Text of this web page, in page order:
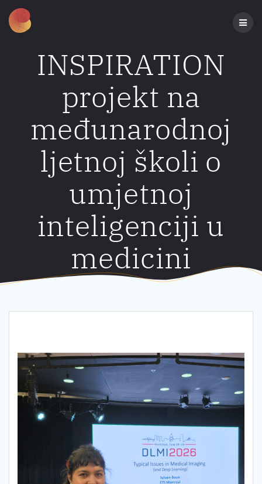
INSPIRATION
projekt na
međunarodnoj
ljetnoj školi o
umjetnoj
inteligenciji u
medicini